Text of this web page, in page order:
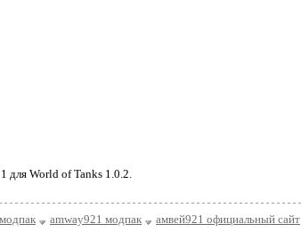
для World of Tanks 1.0.2.
amway921 модпак амвей921 официальный сайт